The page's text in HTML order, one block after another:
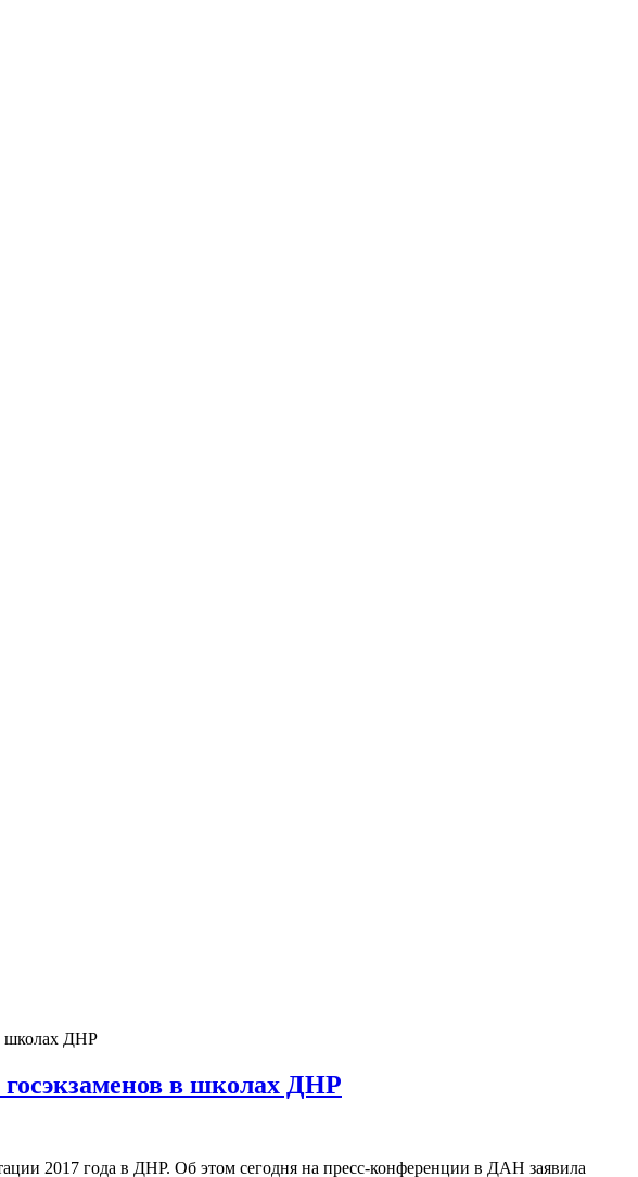
школах ДНР
в школах ДНР
2017 года в ДНР. Об этом сегодня на пресс-конференции в ДАН заявила